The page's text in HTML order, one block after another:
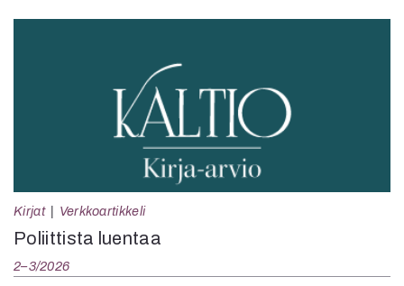
Kirjat Verkkoartikkeli
Poliittista luentaa
2–3/2026